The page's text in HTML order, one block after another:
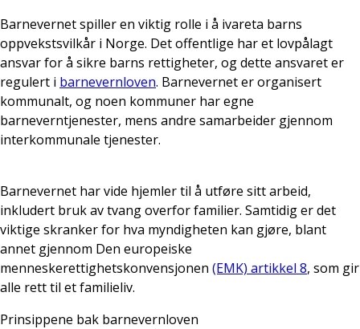
Barnevernet spiller en viktig rolle i å ivareta barns
oppvekstsvilkår i Norge. Det offentlige har et lovpålagt
ansvar for å sikre barns rettigheter, og dette ansvaret er
regulert i barnevernloven. Barnevernet er organisert
kommunalt, og noen kommuner har egne
barneverntjenester, mens andre samarbeider gjennom
interkommunale tjenester.
Barnevernet har vide hjemler til å utføre sitt arbeid,
inkludert bruk av tvang overfor familier. Samtidig er det
viktige skranker for hva myndigheten kan gjøre, blant
annet gjennom Den europeiske
menneskerettighetskonvensjonen (EMK) artikkel 8, som gir
alle rett til et familieliv.
Prinsippene bak barnevernloven